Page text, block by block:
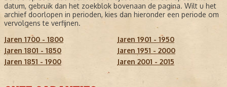
datum, gebruik dan het zoekblok bovenaan de pagina. Wilt u het
archief doorlopen in perioden, kies dan hieronder een periode om
vervolgens te verfijnen.
Jaren 1700 - 1800
Jaren 1801 - 1850
Jaren 1851 - 1900
Jaren 1901 - 1950
Jaren 1951 - 2000
Jaren 2001 - 2015